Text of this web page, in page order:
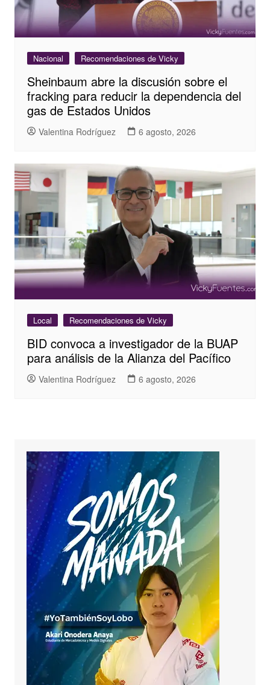
Nacional Recomendaciones de Vicky
Sheinbaum abre la discusión sobre el
fracking para reducir la dependencia del
gas de Estados Unidos
Valentina Rodríguez 6 agosto, 2026
Local Recomendaciones de Vicky
BID convoca a investigador de la BUAP
para análisis de la Alianza del Pacífico
Valentina Rodríguez 6 agosto, 2026